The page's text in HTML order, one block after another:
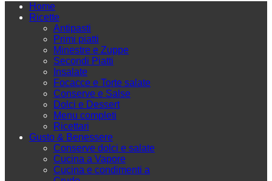
Home
Ricette
Antipasti
Primi piatti
Minestre e Zuppe
Secondi Piatti
Insalate
Focacce e Torte salate
Conserve e Salse
Dolci e Dessert
Menu completi
Ricettari
Gusto & Benessere
Conserve dolci e salate
Cucina a Vapore
Cucina e condimenti a